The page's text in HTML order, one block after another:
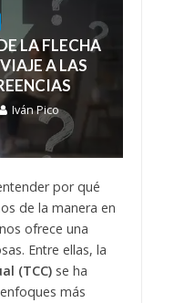
LA FLECHA
A LAS
Iván Pico
por qué
de la manera en
ofrece una
Entre ellas, la
(TCC)se ha
más